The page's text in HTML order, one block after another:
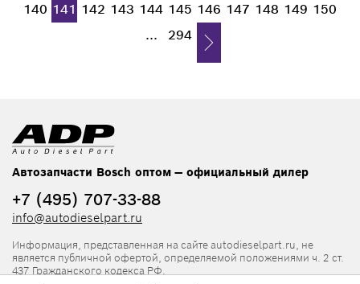
140 141 142 143 144 145 146 147 148 149 150
...
294
Автозапчасти Bosch оптом — официальный дилер
+7 (495) 707-33-88
info@autodieselpart.ru
Информация, представленная на сайте autodieselpart.ru, не
является публичной офертой, определяемой положениями ч. 2 ст.
437 Гражданского кодекса РФ.